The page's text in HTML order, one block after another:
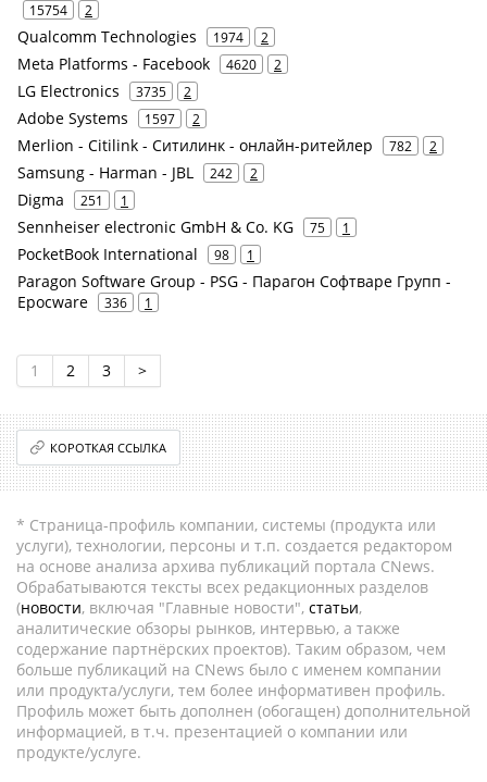
15754 2
Qualcomm Technologies 1974 2
Meta Platforms - Facebook 4620 2
LG Electronics 3735 2
Adobe Systems 1597 2
Merlion - Citilink - Ситилинк - онлайн-ритейлер 782 2
Samsung - Harman - JBL 242 2
Digma 251 1
Sennheiser electronic GmbH & Co. KG 75 1
PocketBook International 98 1
Paragon Software Group - PSG - Парагон Софтваре Групп -
Epocware
336 1
1 2 3 >
КОРОТКАЯ ССЫЛКА
* Страница-профиль компании, системы (продукта или
услуги), технологии, персоны и т.п. создается редактором
на основе анализа архива публикаций портала CNews.
Обрабатываются тексты всех редакционных разделов
(новости, включая "Главные новости", статьи,
аналитические обзоры рынков, интервью, а также
содержание партнёрских проектов). Таким образом, чем
больше публикаций на CNews было с именем компании
или продукта/услуги, тем более информативен профиль.
Профиль может быть дополнен (обогащен) дополнительной
информацией, в т.ч. презентацией о компании или
продукте/услуге.